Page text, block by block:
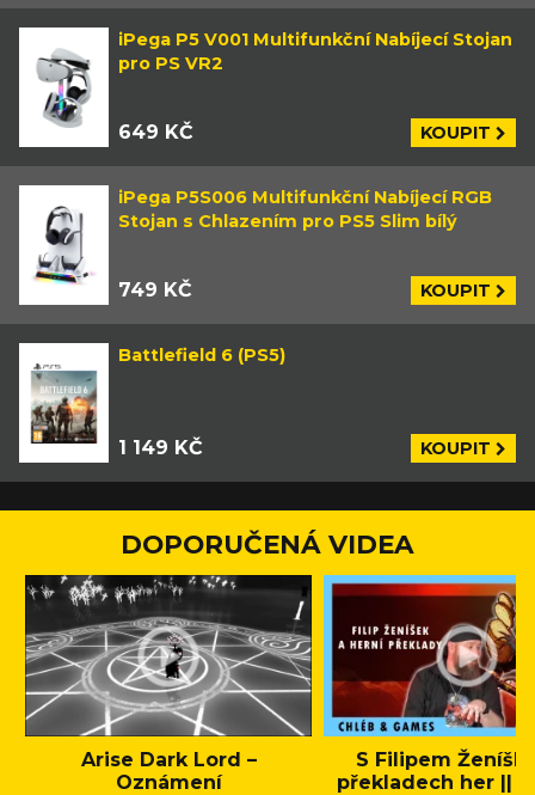
iPega P5 V001 Multifunkční Nabíjecí Stojan
pro PS VR2
649 KČ KOUPIT
iPega P5S006 Multifunkční Nabíjecí RGB
Stojan s Chlazením pro PS5 Slim bílý
749 KČ KOUPIT
Battlefield 6 (PS5)
1 149 KČ KOUPIT
DOPORUČENÁ VIDEA
Arise Dark Lord –
Oznámení
S Filipem
překladech her ||